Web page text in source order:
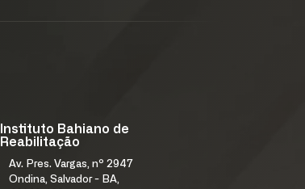
Instituto Bahiano de
Reabilitação
Av. Pres. Vargas, nº 2947
Ondina, Salvador - BA,